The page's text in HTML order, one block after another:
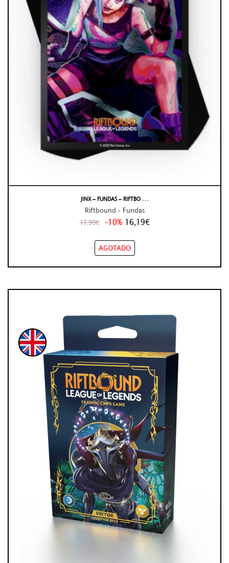
JINX – FUNDAS – RIFTBO . . .
Riftbound - Fundas
17,99€ -10% 16,19€
AGOTADO